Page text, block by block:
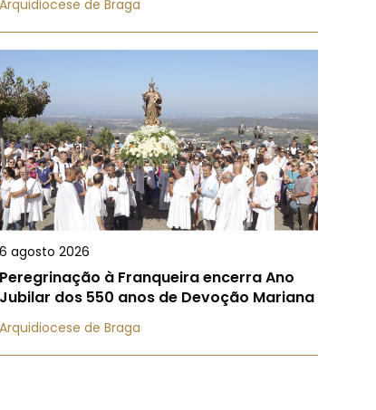
Arquidiocese de Braga
6 agosto 2026
Peregrinação à Franqueira encerra Ano
Jubilar dos 550 anos de Devoção Mariana
Arquidiocese de Braga